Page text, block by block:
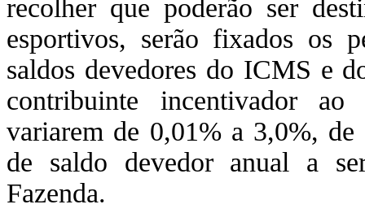
recolher que poderão ser
esportivos, serão fixados os
saldos devedores do ICMS e
contribuinte incentivador ao
variarem de 0,01% a 3,0%,
de saldo devedor anual a
Fazenda.